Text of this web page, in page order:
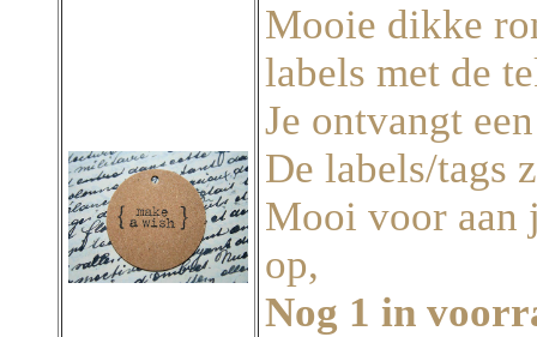
Mooie dikke
labels met de
Je ontvangt
De labels/tags
Mooi voor aan
op,
Nog 1 in